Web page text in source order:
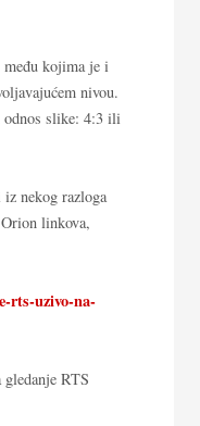
među kojima je i
nivou.
odnos slike: 4:3 ili
nekog razloga
Orion linkova,
rts-uzivo-na-
RTS